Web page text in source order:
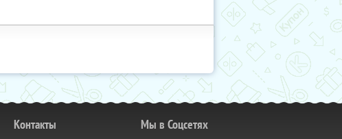
Контакты Мы в Соцсетях